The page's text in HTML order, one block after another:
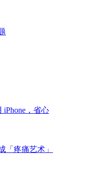
iPhone，省心
「疼痛艺术」